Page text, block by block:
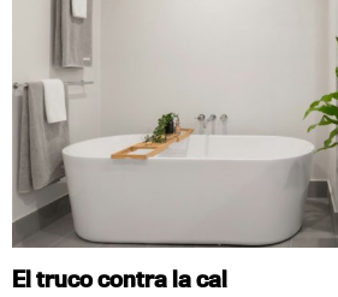
El truco contra la cal